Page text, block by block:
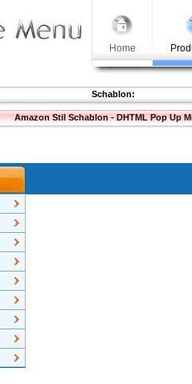
Home
Schablon:
Amazon Stil Schablon - DHTML Pop Up